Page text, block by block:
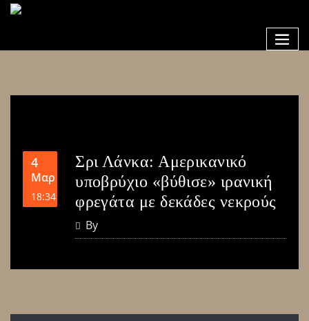
4
Μαρ
18:34
Σρι Λάνκα: Αμερικανικό
υποβρύχιο «βύθισε» ιρανική
φρεγάτα με δεκάδες νεκρούς
By